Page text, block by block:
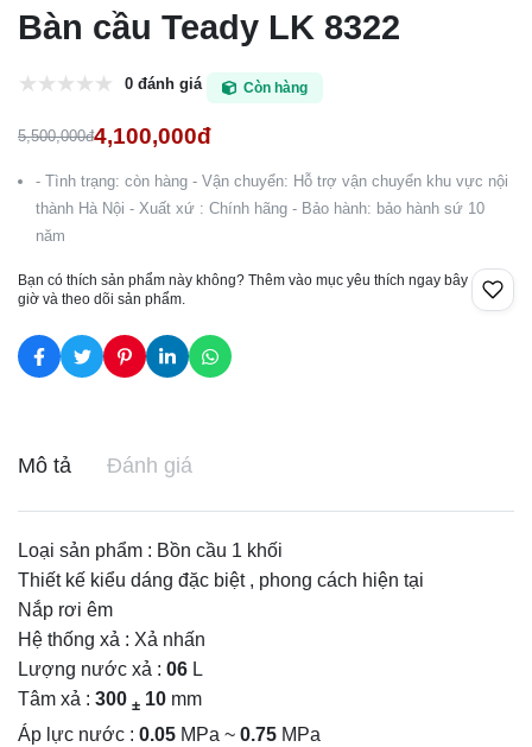
Bàn cầu Teady LK 8322
0 đánh giá Còn hàng
5,500,000đ4,100,000đ
- Tình trạng: còn hàng - Vận chuyển: Hỗ trợ vận chuyển khu vực nội
thành Hà Nội - Xuất xứ : Chính hãng - Bảo hành: bảo hành sứ 10
năm
Bạn có thích sản phẩm này không? Thêm vào mục yêu thích ngay bây
giờ và theo dõi sản phẩm.
Mô tả Đánh giá
Loại sản phẩm : Bồn cầu 1 khối
Thiết kế kiểu dáng đặc biệt , phong cách hiện tại
Nắp rơi êm
Hệ thống xả : Xả nhấn
Lượng nước xả : 06 L
Tâm xả : 300 ± 10 mm
Áp lực nước : 0.05 MPa ~ 0.75 MPa